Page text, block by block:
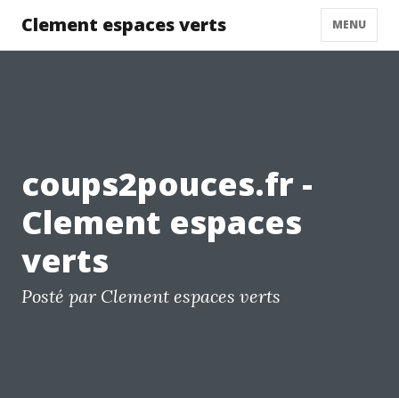
Clement espaces verts MENU
coups2pouces.fr -
Clement espaces
verts
Posté par Clement espaces verts